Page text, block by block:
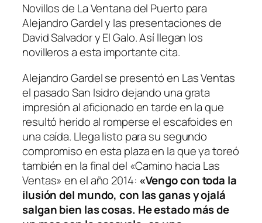
Novillos de La Ventana del Puerto para
Alejandro Gardel y las presentaciones de
David Salvador y El Galo. Así llegan los
novilleros a esta importante cita.
Alejandro Gardel se presentó en Las Ventas
el pasado San Isidro dejando una grata
impresión al aficionado en tarde en la que
resultó herido al romperse el escafoides en
una caída. Llega listo para su segundo
compromiso en esta plaza en la que ya toreó
también en la final del «Camino hacia Las
Ventas» en el año 2014: «Vengo con toda la
ilusión del mundo, con las ganas y ojalá
salgan bien las cosas. He estado más de